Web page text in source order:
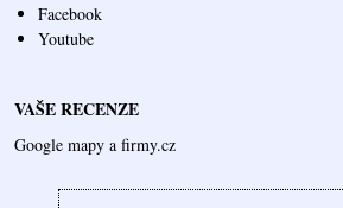
Facebook
Youtube
VAŠE RECENZE
Google mapy a firmy.cz